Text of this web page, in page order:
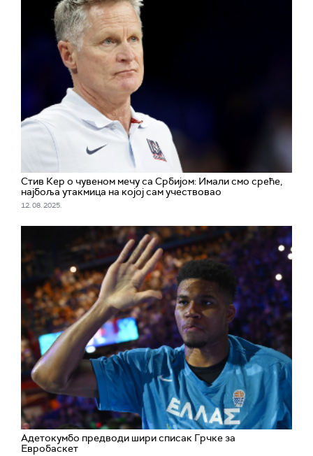
Стив Кер о чувеном мечу са Србијом: Имали смо среће,
најбоља утакмица на којој сам учествовао
12. 08. 2025.
Адетокумбо предводи шири списак Грчке за
Евробаскет